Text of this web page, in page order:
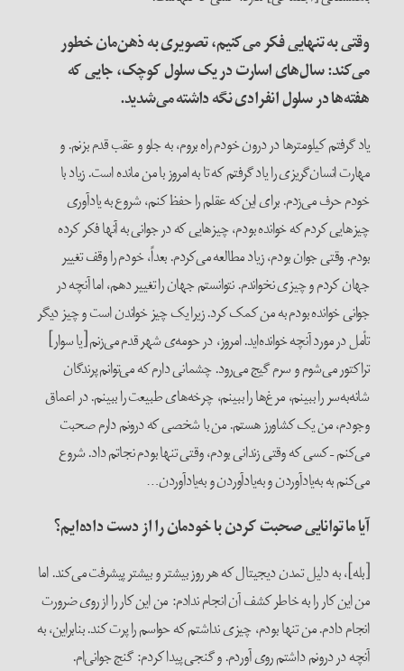
وقتی به تنهایی فکر می‌کنیم، تصویری به ذهن‌مان خطور
می‌کند: سال‌های اسارت در یک سلول کوچک، جایی که
هفته‌ها در سلول انفرادی نگه داشته می‌شدید.
یاد گرفتم کیلومترها در درون خودم راه بروم، به جلو و عقب قدم بزنم. و
مهارت انسان‌گریزی را یاد گرفتم که تا به امروز با من مانده است. زیاد با
خودم حرف می‌زدم. برای این‌که عقلم را حفظ کنم، شروع به یادآوری
چیزهایی کردم که خوانده بودم، چیزهایی که در جوانی به آنها فکر کرده
بودم. وقتی جوان بودم، زیاد مطالعه می‌کردم. بعداً، خودم را وقف تغییر
جهان کردم و چیزی نخواندم. نتوانستم جهان را تغییر دهم، اما آنچه در
جوانی خوانده بودم به من کمک کرد. زیرا یک چیز خواندن است و چیز دیگر
تأمل در مورد آنچه خوانده‌اید. امروز، در حومه‌ی شهر قدم می‌زنم [یا سوار]
تراکتور می‌شوم و سرم گیج می‌رود. چشمانی دارم که می‌توانم پرندگان
شانه‌به‌سر را ببینم، مرغ‌ها را ببینم، چرخه‌های طبیعت را ببینم. در اعماق
وجودم، من یک کشاورز هستم. من با شخصی که درونم دارم صحبت
می‌کنم – کسی که وقتی زندانی بودم، وقتی تنها بودم نجاتم داد. شروع
می‌کنم به به‌یادآوردن و به‌یادآوردن و به‌یادآوردن…
آیا ما توانایی صحبت کردن با خودمان را از دست داده‌ایم؟
[بله]، به دلیل تمدن دیجیتال که هر روز بیشتر و بیشتر پیشرفت می‌کند. اما
من این کار را به خاطر کشف آن انجام ندادم: من این کار را از روی ضرورت
انجام دادم. من تنها بودم، چیزی نداشتم که حواسم را پرت کند. بنابراین، به
آنچه در درونم داشتم روی آوردم. و گنجی پیدا کردم: گنج جوانی‌ام.